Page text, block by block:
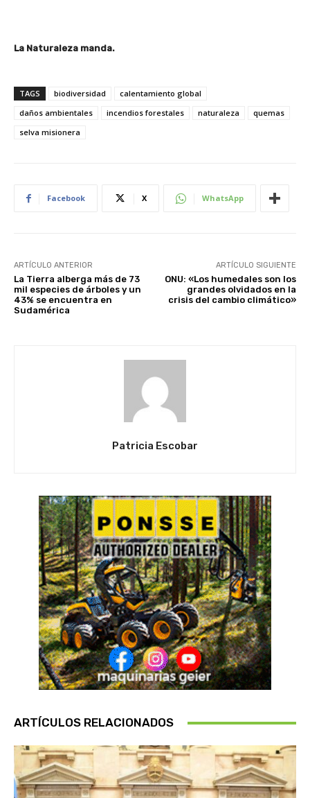
La Naturaleza manda.
TAGS biodiversidad
calentamiento global
daños ambientales
incendios forestales naturaleza
quemas
selva misionera
Facebook X WhatsApp
ARTÍCULO ANTERIOR
La Tierra alberga más de 73
mil especies de árboles y un
43% se encuentra en
Sudamérica
ARTÍCULO SIGUIENTE
ONU: «Los humedales son los
grandes olvidados en la
crisis del cambio climático»
Patricia Escobar
ARTÍCULOS RELACIONADOS